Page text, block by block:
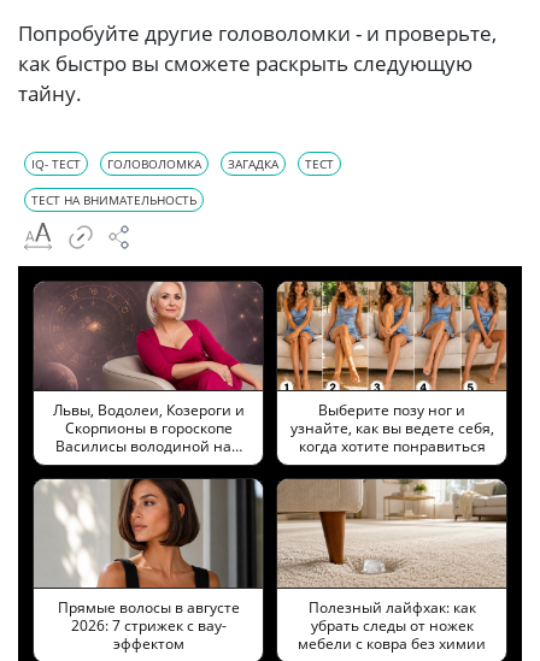
Попробуйте другие головоломки - и проверьте,
как быстро вы сможете раскрыть следующую
тайну.
IQ- ТЕСТ ГОЛОВОЛОМКА ЗАГАДКА ТЕСТ
ТЕСТ НА ВНИМАТЕЛЬНОСТЬ
Львы, Водолеи, Козероги и
Скорпионы в гороскопе
Василисы володиной на…
Выберите позу ног и
узнайте, как вы ведете себя,
когда хотите понравиться
Прямые волосы в августе
2026: 7 стрижек с вау-
эффектом
Полезный лайфхак: как
убрать следы от ножек
мебели с ковра без химии